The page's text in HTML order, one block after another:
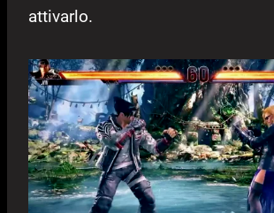
attivarlo.